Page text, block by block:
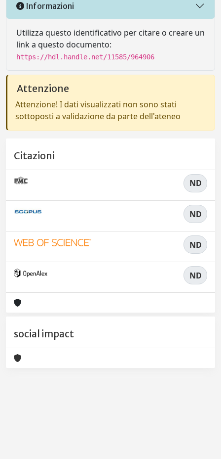
Informazioni
Utilizza questo identificativo per citare o creare un
link a questo documento:
https://hdl.handle.net/11585/964906
Attenzione
Attenzione! I dati visualizzati non sono stati
sottoposti a validazione da parte dell'ateneo
Citazioni
ND
ND
ND
ND
social impact